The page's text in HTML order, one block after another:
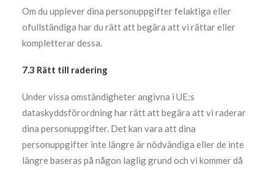
Om du upplever dina personuppgifter felaktiga eller
ofullständiga har du rätt att begära att vi rättar eller
kompletterar dessa.
7.3 Rätt till radering
Under vissa omständigheter angivna i UE:s
dataskyddsförordning har rätt att begära att vi raderar
dina personuppgifter. Det kan vara att dina
personuppgifter inte längre är nödvändiga eller de inte
längre baseras på någon laglig grund och vi kommer då